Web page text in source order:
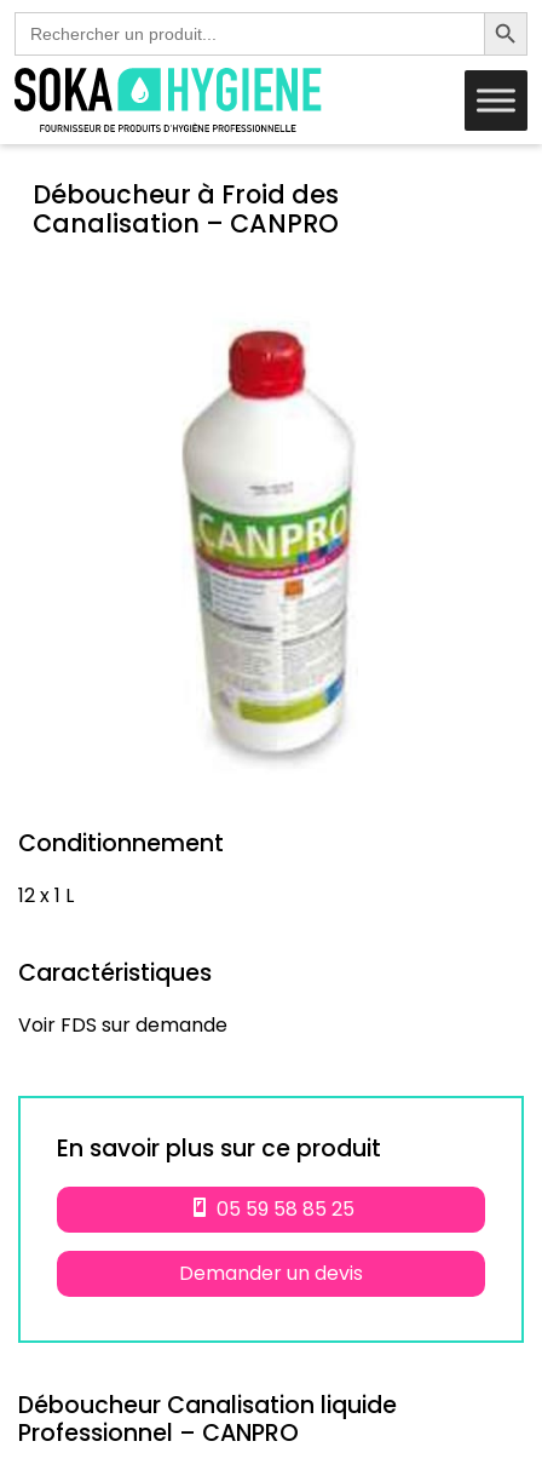
Search
for:
Search
Déboucheur à Froid des
Canalisation – CANPRO
Conditionnement
12 x 1 L
Caractéristiques
Voir FDS sur demande
En savoir plus sur ce produit
05 59 58 85 25
Demander un devis
Déboucheur Canalisation liquide
Professionnel – CANPRO